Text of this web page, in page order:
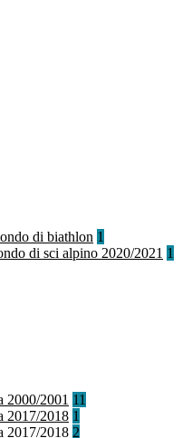
di biathlon 1
di sci alpino 2020/2021 1
2000/2001 11
2017/2018 1
2017/2018 2